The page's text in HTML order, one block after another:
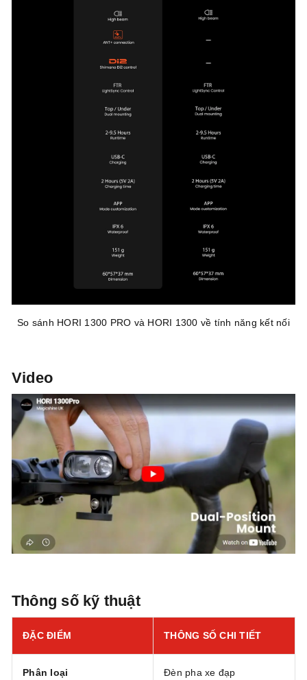
So sánh HORI 1300 PRO và HORI 1300 về tính năng kết nối
Video
Thông số kỹ thuật
ĐẶC ĐIỂM THÔNG SỐ CHI TIẾT
Phân loại Đèn pha xe đạp